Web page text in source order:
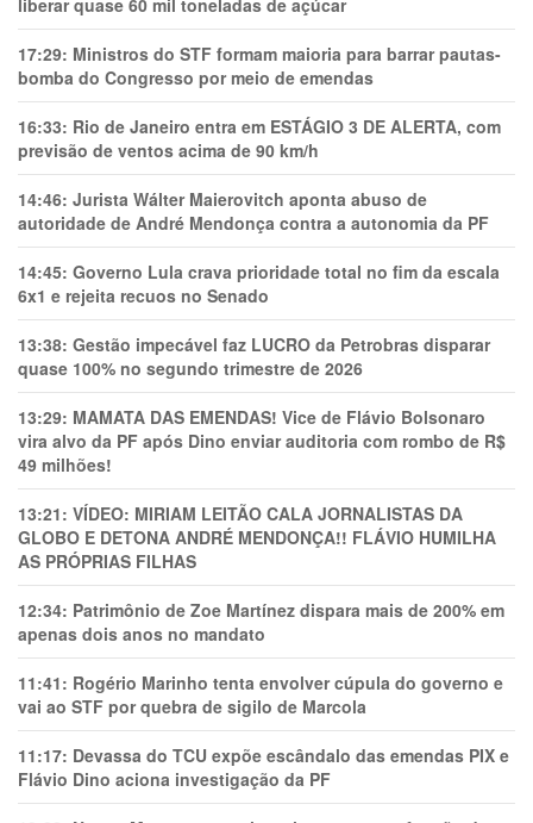
liberar quase 60 mil toneladas de açúcar
17:29: Ministros do STF formam maioria para barrar pautas-
bomba do Congresso por meio de emendas
16:33: Rio de Janeiro entra em ESTÁGIO 3 DE ALERTA, com
previsão de ventos acima de 90 km/h
14:46: Jurista Wálter Maierovitch aponta abuso de
autoridade de André Mendonça contra a autonomia da PF
14:45: Governo Lula crava prioridade total no fim da escala
6x1 e rejeita recuos no Senado
13:38: Gestão impecável faz LUCRO da Petrobras disparar
quase 100% no segundo trimestre de 2026
13:29: MAMATA DAS EMENDAS! Vice de Flávio Bolsonaro
vira alvo da PF após Dino enviar auditoria com rombo de R$
49 milhões!
13:21: VÍDEO: MIRIAM LEITÃO CALA JORNALISTAS DA
GLOBO E DETONA ANDRÉ MENDONÇA!! FLÁVIO HUMILHA
AS PRÓPRIAS FILHAS
12:34: Patrimônio de Zoe Martínez dispara mais de 200% em
apenas dois anos no mandato
11:41: Rogério Marinho tenta envolver cúpula do governo e
vai ao STF por quebra de sigilo de Marcola
11:17: Devassa do TCU expõe escândalo das emendas PIX e
Flávio Dino aciona investigação da PF